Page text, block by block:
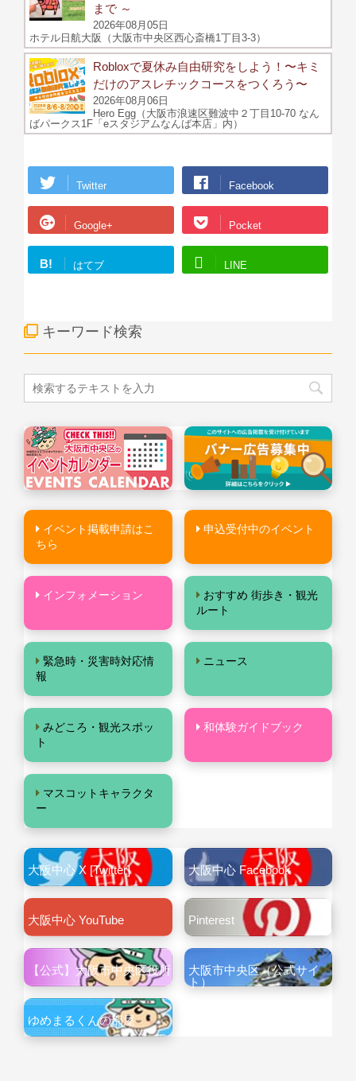
まで ～
2026年08月05日
ホテル日航大阪（大阪市中央区西心斎橋1丁目3-3）
Robloxで夏休み自由研究をしよう！〜キミ
だけのアスレチックコースをつくろう〜
2026年08月06日
Hero Egg（大阪市浪速区難波中２丁目10-70 なん
ばパークス1F「eスタジアムなんば本店」内）
Twitter Facebook
Google+ Pocket
B! はてブ LINE
キーワード検索
イベント掲載申請はこ
ちら
申込受付中のイベント
インフォメーション
おすすめ 街歩き・観光
ルート
緊急時・災害時対応情
報
ニュース
みどころ・観光スポッ
ト
和体験ガイドブック
マスコットキャラクタ
ー
大阪中心 X [Twitter] 大阪中心 Facebook
大阪中心 YouTube Pinterest
【公式】大阪市中央区役所
大阪市中央区（公式サイ
ト）
ゆめまるくんの部屋